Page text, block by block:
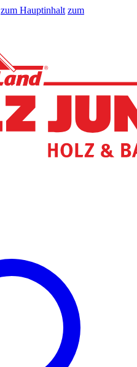
zum Hauptinhalt zum